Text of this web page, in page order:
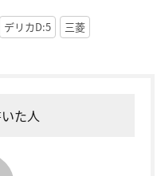
デリカD:5 三菱
た人